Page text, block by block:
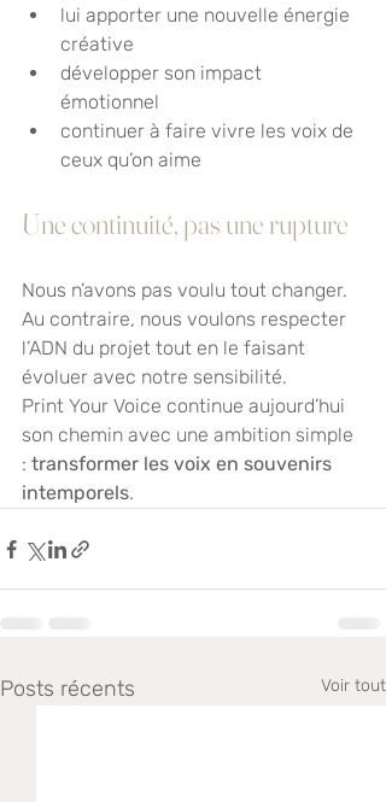
lui apporter une nouvelle énergie
créative
développer son impact
émotionnel
continuer à faire vivre les voix de
ceux qu’on aime
Une continuité, pas une rupture
Nous n’avons pas voulu tout changer.
Au contraire, nous voulons respecter
l’ADN du projet tout en le faisant
évoluer avec notre sensibilité.
Print Your Voice continue aujourd’hui
son chemin avec une ambition simple
: transformer les voix en souvenirs
intemporels.
Posts récents Voir tout